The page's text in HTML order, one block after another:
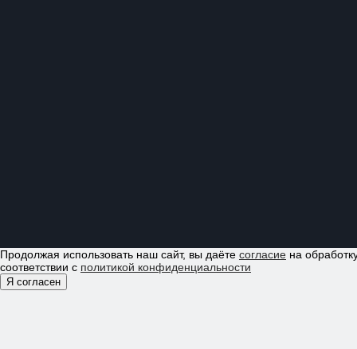
Продолжая использовать наш сайт, вы даёте согласие на
соответствии с политикой конфиденциальности
Я согласен